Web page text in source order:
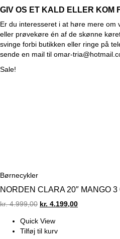
GIV OS ET KALD ELLER KOM
Er du interesseret i at høre mere om
eller prøvekøre én af de skønne
svinge forbi butikken eller ringe på
sende en mail til omar-
Sale!
Børnecykler
NORDEN CLARA 20″ MANGO 3
kr.4.999,00 Original
was:
kr. 4.999,00.
kr. 4.199,00Current
Quick View
Tilføj til kurv